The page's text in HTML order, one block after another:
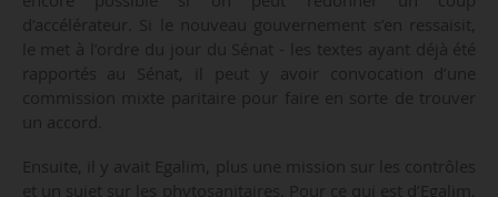
d’accélérateur. Si le nouveau gouvernement s’en ressaisit,
le met à l’ordre du jour du Sénat - les textes ayant déjà été
rapportés au Sénat, il peut y avoir convocation d’une
commission mixte paritaire pour faire en sorte de trouver
un accord.
Ensuite, il y avait Egalim, plus une mission sur les contrôles
et un sujet sur les phytosanitaires. Pour ce qui est d’Egalim,